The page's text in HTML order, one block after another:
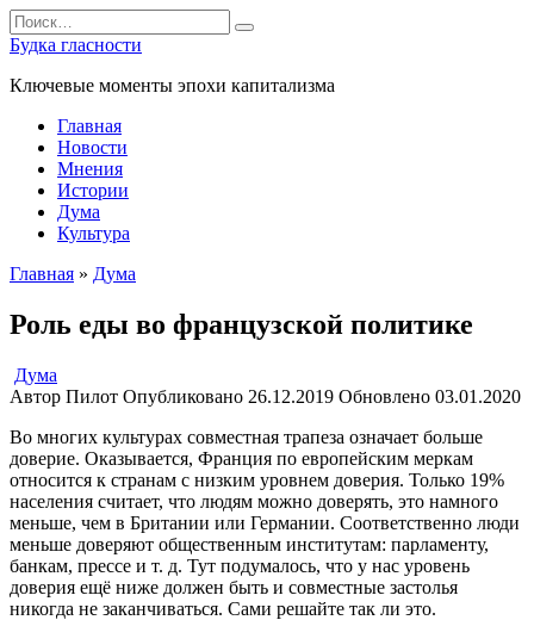
Перейти
к
содержанию
Search
for:
Будка гласности
Ключевые моменты эпохи капитализма
Главная
Новости
Мнения
Истории
Дума
Культура
Главная » Дума
Роль еды во французской политике
Дума
Автор Пилот Опубликовано 26.12.2019 Обновлено 03.01.2020
Во многих культурах совместная трапеза означает больше
доверие. Оказывается, Франция по европейским меркам
относится к странам с низким уровнем доверия. Только 19%
населения считает, что людям можно доверять, это намного
меньше, чем в Британии или Германии. Соответственно люди
меньше доверяют общественным институтам: парламенту,
банкам, прессе и т. д. Тут подумалось, что у нас уровень
доверия ещё ниже должен быть и совместные застолья
никогда не заканчиваться. Сами решайте так ли это.